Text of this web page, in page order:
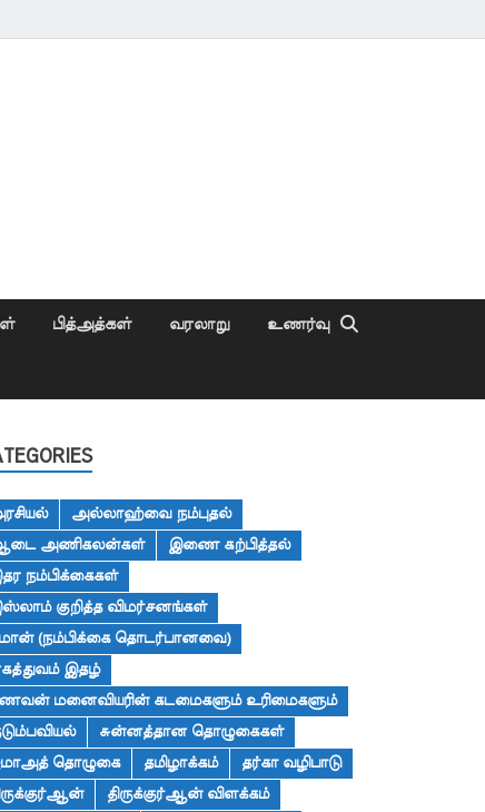
பித்அத்கள் வரலாறு உணர்வு
அல்லாஹ்வை நம்புதல்
அணிகலன்கள்
இணை கற்பித்தல்
நம்பிக்கைகள்
குறித்த விமர்சனங்கள்
(நம்பிக்கை தொடர்பானவை)
இதழ்
மனைவியரின் கடமைகளும் உரிமைகளும்
சுன்னத்தான தொழுகைகள்
தொழுகை
தமிழாக்கம்
தர்கா வழிபாடு
திருக்குர்ஆன் விளக்கம்